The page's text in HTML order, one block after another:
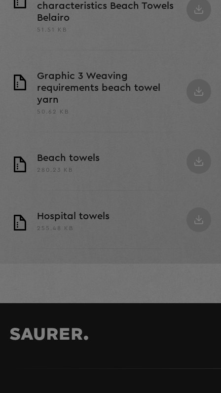
characteristics Beach Towels
Belairo
51.51 KB
Graphic 3 Weaving
requirements beach towel
yarn
50.62 KB
Beach towels
280.23 KB
Hospital towels
255.48 KB